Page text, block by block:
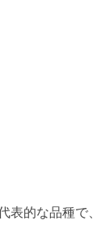
表的な品種で